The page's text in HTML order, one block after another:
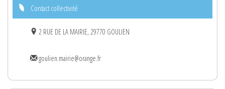
Contact collectivité
2 RUE DE LA MAIRIE, 29770 GOULIEN
goulien.mairie@orange.fr